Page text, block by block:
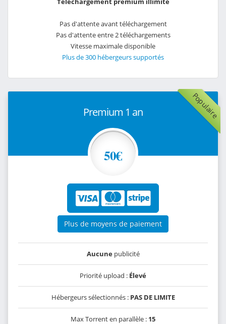
Pas d'attente avant téléchargement
Pas d'attente entre 2 téléchargements
Vitesse maximale disponible
Plus de 300 hébergeurs supportés
Populaire
Premium 1 an
50€
Plus de moyens de paiement
Aucunepublicité
Priorité upload : Élevé
Hébergeurs sélectionnés : PAS DE LIMITE
Max Torrent en parallèle : 15